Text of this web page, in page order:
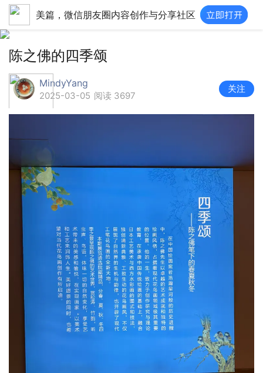
美篇，微信朋友圈内容创作与分享社区
陈之佛的四季颂
MindyYang
2025-03-05 阅读 3697
关注